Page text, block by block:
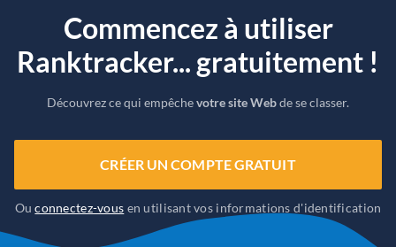
Commencez à utiliser
Ranktracker... gratuitement !
Découvrez ce qui empêchevotre site Webde se classer.
CRÉER UN COMPTE GRATUIT
Ouconnectez-vous en utilisant vos informations d'identification